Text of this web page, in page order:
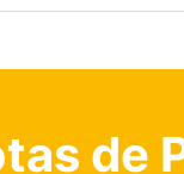
de